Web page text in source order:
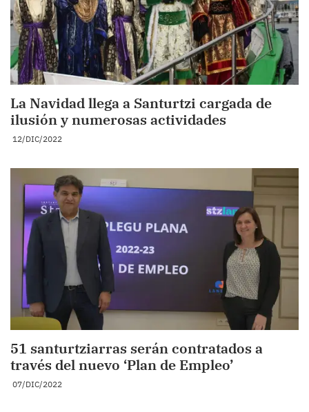
La Navidad llega a Santurtzi cargada de
ilusión y numerosas actividades
12/DIC/2022
51 santurtziarras serán contratados a
través del nuevo ‘Plan de Empleo’
07/DIC/2022